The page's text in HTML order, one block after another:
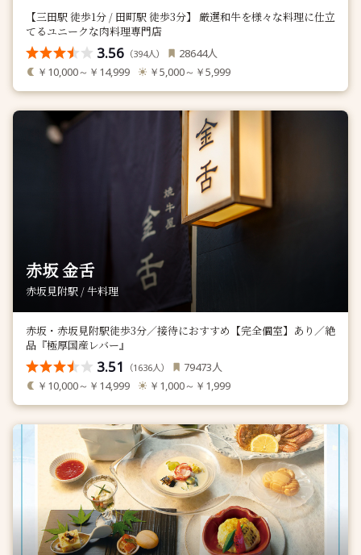
【三田駅 徒歩1分 / 田町駅 徒歩3分】 厳選和牛を様々な料理に仕立
てるユニークな肉料理専門店
3.56 （394人） 28644人
￥10,000～￥14,999 ￥5,000～￥5,999
赤坂 金舌
赤坂見附駅 / 牛料理
赤坂・赤坂見附駅徒歩3分／接待におすすめ【完全個室】あり／絶
品『極厚国産レバー』
3.51 （1636人） 79473人
￥10,000～￥14,999 ￥1,000～￥1,999